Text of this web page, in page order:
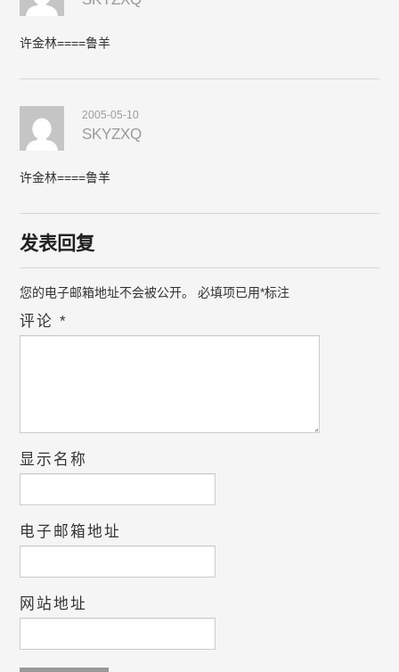
许金林====鲁羊
2005-05-10
SKYZXQ
许金林====鲁羊
发表回复
您的电子邮箱地址不会被公开。 必填项已用*标注
评论*
显示名称
电子邮箱地址
网站地址